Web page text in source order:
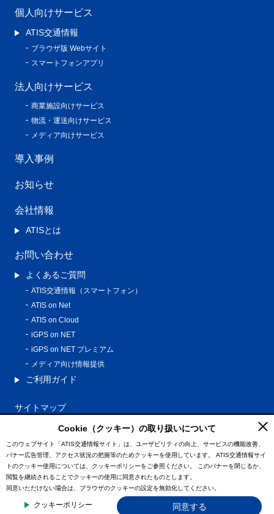
個人向けサービス
ATIS交通情報
ブラウザ版 Webサイト
スマートフォンアプリ
法人向けサービス
商業施設向けサービス
物流・運送向けサービス
メディア向けサービス
導入事例
お知らせ
会社情報
ATISとは
お問い合わせ
よくあるご質問
ATIS交通情報（スマートフォン）
ATIS on Net
ATIS on Cloud
iGPS on NET
iGPS on NET プレミアム
メディア向け情報提供
ご利用ガイド
サイトマップ
プライバシーポリシー
利用規約
特定商取引法に基づく表記
情報の外部通信について
© ATIS Co.,Ltd. All Rights Reserved.
Cookie（クッキー）の取り扱いについて
このウェブサイト「ATIS交通情報サイト」は、ユーザビリティの向上、サービスの機能改善、
バナー広告管理、アクセス状況の把握等のためクッキーを使用しています。
ATIS交通情報サイ
トのクッキー使用については、クッキーポリシーをご参照ください。
このバナーを閉じるか、
閲覧を継続されることでクッキーの使用に同意されたものとします。
同意いただけない場合は、ブラウザのクッキーの設定を無効化してください。
クッキーポリシー 同意する